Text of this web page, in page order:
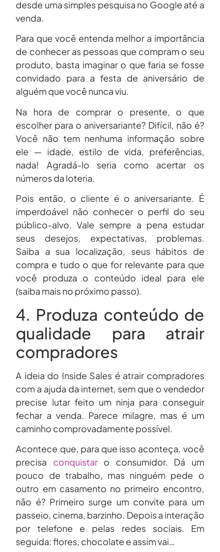
desde uma simples pesquisa no Google até a
venda.
Para que você entenda melhor a importância
de conhecer as pessoas que compram o seu
produto, basta imaginar o que faria se fosse
convidado para a festa de aniversário de
alguém que você nunca viu.
Na hora de comprar o presente, o que
escolher para o aniversariante? Difícil, não é?
Você não tem nenhuma informação sobre
ele — idade, estilo de vida, preferências,
nada! Agradá-lo seria como acertar os
números da loteria.
Pois então, o cliente é o aniversariante. É
imperdoável não conhecer o perfil do seu
público-alvo. Vale sempre a pena estudar
seus desejos, expectativas, problemas.
Saiba a sua localização, seus hábitos de
compra e tudo o que for relevante para que
você produza o conteúdo ideal para ele
(saiba mais no próximo passo).
4. Produza conteúdo de
qualidade para atrair
compradores
A ideia do Inside Sales é atrair compradores
com a ajuda da internet, sem que o vendedor
precise lutar feito um ninja para conseguir
fechar a venda. Parece milagre, mas é um
caminho comprovadamente possível.
Acontece que, para que isso aconteça, você
precisa conquistaro consumidor. Dá um
pouco de trabalho, mas ninguém pede o
outro em casamento no primeiro encontro,
não é? Primeiro surge um convite para um
passeio, cinema, barzinho. Depois a interação
por telefone e pelas redes sociais. Em
seguida: flores, chocolate e assim vai…